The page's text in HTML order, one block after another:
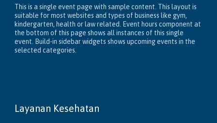
This is a single event page with sample content. This layout is
suitable for most websites and types of business like gym,
kindergarten, health or law related. Event hours component at
the bottom of this page shows all instances of this single
event. Build-in sidebar widgets shows upcoming events in the
selected categories.
Layanan Kesehatan